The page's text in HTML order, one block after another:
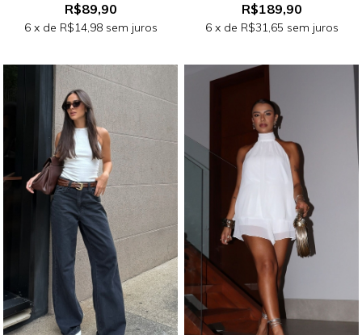
R$89,90
6 x de R$14,98 sem juros
R$189,90
6 x de R$31,65 sem juros